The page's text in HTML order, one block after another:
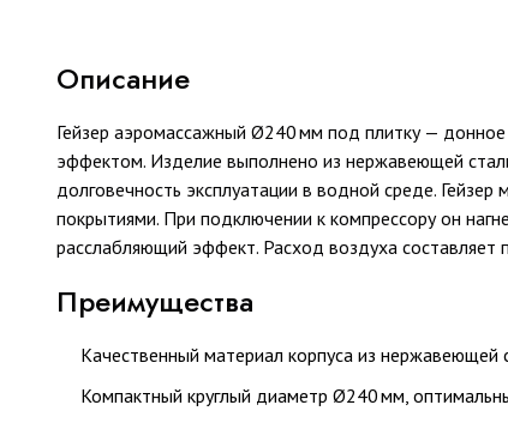
Описание
Гейзер аэромассажный Ø240 мм под плитку —
эффектом. Изделие выполнено из нержавеющей
долговечность эксплуатации в водной среде.
покрытиями. При подключении к компрессору он
расслабляющий эффект. Расход воздуха
Преимущества
Качественный материал корпуса из нержавеющей
Компактный круглый диаметр Ø240 мм,